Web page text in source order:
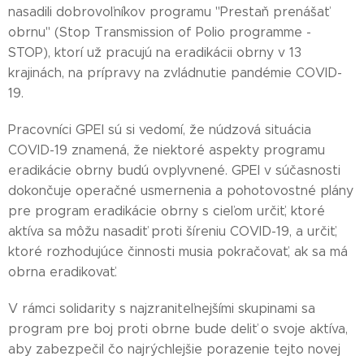
nasadili dobrovoľníkov programu "Prestaň prenášať
obrnu" (Stop Transmission of Polio programme -
STOP), ktorí už pracujú na eradikácii obrny v 13
krajinách, na prípravy na zvládnutie pandémie COVID-
19.
Pracovníci GPEI sú si vedomí, že núdzová situácia
COVID-19 znamená, že niektoré aspekty programu
eradikácie obrny budú ovplyvnené. GPEI v súčasnosti
dokončuje operačné usmernenia a pohotovostné plány
pre program eradikácie obrny s cieľom určiť, ktoré
aktíva sa môžu nasadiť proti šíreniu COVID-19, a určiť,
ktoré rozhodujúce činnosti musia pokračovať, ak sa má
obrna eradikovať.
V rámci solidarity s najzraniteľnejšími skupinami sa
program pre boj proti obrne bude deliť o svoje aktíva,
aby zabezpečil čo najrýchlejšie porazenie tejto novej